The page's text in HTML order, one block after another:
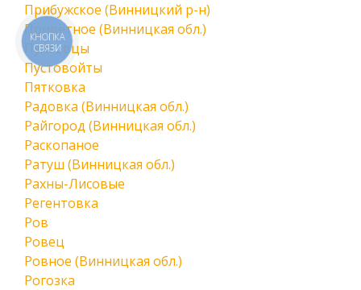
Прибужское (Винницкий р-н)
Приветное (Винницкая обл.)
Пултовцы
Пустовойты
Пятковка
Радовка (Винницкая обл.)
Райгород (Винницкая обл.)
Раскопаное
Ратуш (Винницкая обл.)
Рахны-Лисовые
Регентовка
Ров
Ровец
Ровное (Винницкая обл.)
Рогозка
КНОПКА
СВЯЗИ